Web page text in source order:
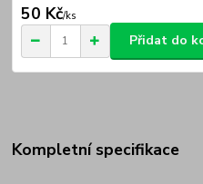
50 Kč/ks
Přidat do
Kompletní specifikace